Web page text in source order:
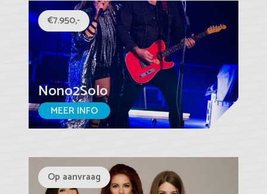
€7.950,-
Nono2Solo
MEER INFO
Op aanvraag